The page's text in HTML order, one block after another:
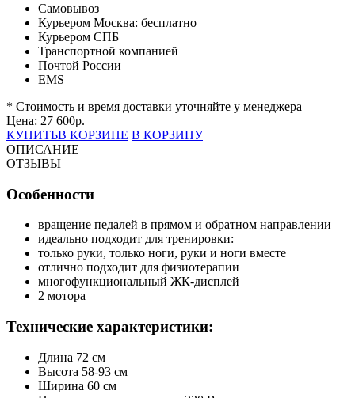
Самовывоз
Курьером Москва: бесплатно
Курьером СПБ
Транспортной компанией
Почтой России
EMS
* Стоимость и время доставки уточняйте у менеджера
Цена: 27 600р.
КУПИТЬВ КОРЗИНЕ В КОРЗИНУ
ОПИСАНИЕ
ОТЗЫВЫ
Особенности
вращение педалей в прямом и обратном направлении
идеально подходит для тренировки:
только руки, только ноги, руки и ноги вместе
отлично подходит для физиотерапии
многофункциональный ЖК-дисплей
2 мотора
Технические характеристики:
Длина 72 см
Высота 58-93 см
Ширина 60 см